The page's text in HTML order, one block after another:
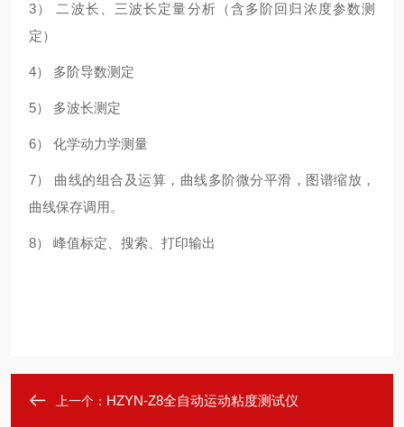
3） 二波长、三波长定量分析（含多阶回归浓度参数测
定）
4） 多阶导数测定
5） 多波长测定
6） 化学动力学测量
7） 曲线的组合及运算，曲线多阶微分平滑，图谱缩放，
曲线保存调用。
8） 峰值标定、搜索、打印输出
上一个： HZYN-Z8全自动运动粘度测试仪